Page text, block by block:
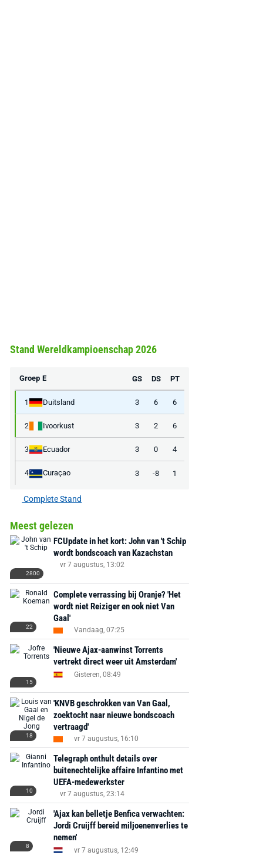
EA Sports FC 26 -
Adidas
F50 Messi Elite Firm
Stand Wereldkampioenschap 2026
Groep E GS DS PT
1 Duitsland 3 6 6
2 Ivoorkust 3 2 6
3 Ecuador 3 0 4
4 Curaçao 3 -8 1
Complete Stand
Meest gelezen
2800
FCUpdate in het kort: John van 't Schip
wordt bondscoach van Kazachstan
vr 7 augustus, 13:02
22
Complete verrassing bij Oranje? 'Het
wordt niet Reiziger en ook niet Van
Gaal'
Vandaag, 07:25
15
'Nieuwe Ajax-aanwinst Torrents
vertrekt direct weer uit Amsterdam'
Gisteren, 08:49
18
'KNVB geschrokken van Van Gaal,
zoektocht naar nieuwe bondscoach
vertraagd'
vr 7 augustus, 16:10
10
Telegraph onthult details over
buitenechtelijke affaire Infantino met
UEFA-medewerkster
vr 7 augustus, 23:14
8
'Ajax kan belletje Benfica verwachten:
Jordi Cruijff bereid miljoenenverlies te
nemen'
vr 7 augustus, 12:49